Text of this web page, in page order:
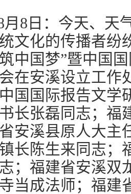
8日：今天、天
文化的传播者纷
中国梦”暨中国
在安溪设立工作
国国际报告文学
长张磊同志；福
安溪县原人大主
长陈生来同志；
；福建省安溪双
当成法师；福建